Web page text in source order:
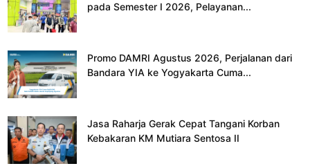
pada Semester I 2026, Pelayanan...
Promo DAMRI Agustus 2026, Perjalanan dari
Bandara YIA ke Yogyakarta Cuma...
Jasa Raharja Gerak Cepat Tangani Korban
Kebakaran KM Mutiara Sentosa II